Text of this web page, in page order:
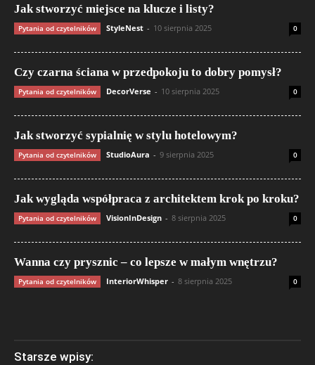
Jak stworzyć miejsce na klucze i listy?
Pytania od czytelników StyleNest - 10 sierpnia 2025 0
Czy czarna ściana w przedpokoju to dobry pomysł?
Pytania od czytelników DecorVerse - 10 sierpnia 2025 0
Jak stworzyć sypialnię w stylu hotelowym?
Pytania od czytelników StudioAura - 9 sierpnia 2025 0
Jak wygląda współpraca z architektem krok po kroku?
Pytania od czytelników VisionInDesign - 8 sierpnia 2025 0
Wanna czy prysznic – co lepsze w małym wnętrzu?
Pytania od czytelników InteriorWhisper - 8 sierpnia 2025 0
Starsze wpisy: